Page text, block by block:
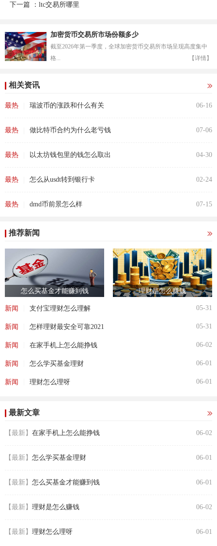
下一篇 ：ltc交易所哪里
加密货币交易所市场份额多少
截至2026年第一季度，全球加密货币交易所市场呈现高度集中
格...
【详情】
相关资讯
最热 瑞波币的涨跌和什么有关 06-16
最热 做比特币合约为什么老亏钱 07-06
最热 以太坊钱包里的钱怎么取出 04-30
最热 怎么从usdt转到银行卡 02-24
最热 dmd币前景怎么样 07-15
推荐新闻
怎么买基金才能赚到钱 理财是怎么赚钱
新闻 支付宝理财怎么理解 05-31
新闻 怎样理财最安全可靠2021 05-31
新闻 在家手机上怎么能挣钱 06-02
新闻 怎么学买基金理财 06-01
新闻 理财怎么理呀 06-01
最新文章
【最新】 在家手机上怎么能挣钱 06-02
【最新】 怎么学买基金理财 06-01
【最新】 怎么买基金才能赚到钱 06-01
【最新】 理财是怎么赚钱 06-02
【最新】 理财怎么理呀 06-01